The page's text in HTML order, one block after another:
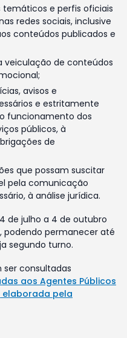
temáticos e perfis oficiais
redes sociais, inclusive
conteúdos publicados e
veiculação de conteúdos
avisos e
e estritamente
funcionamento dos
públicos, à
de
que possam suscitar
pela comunicação
à análise jurídica.
de julho a 4 de outubro
podendo permanecer até
segundo turno.
consultadas
aos Agentes Públicos
elaborada pela